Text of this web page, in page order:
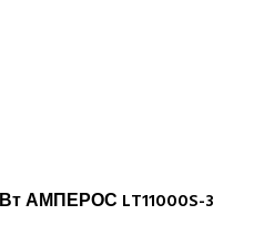
АМПЕРОС LT11000S-3